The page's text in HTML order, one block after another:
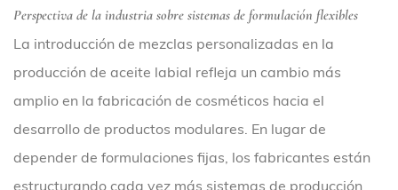
Perspectiva de la industria sobre sistemas de formulación flexibles
La introducción de mezclas personalizadas en la
producción de aceite labial refleja un cambio más
amplio en la fabricación de cosméticos hacia el
desarrollo de productos modulares. En lugar de
depender de formulaciones fijas, los fabricantes están
estructurando cada vez más sistemas de producción